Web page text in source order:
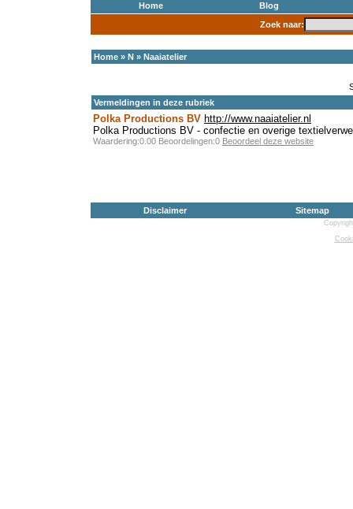
Home
Blog
Zoek naar:
Home » N » Naaiatelier
Vermeldingen in deze rubriek
Polka Productions BV http://www.naaiatelier.nl
Polka Productions BV - confectie en overige
Waardering:0.00 Beoordelingen:0 Beoordeel deze website
Disclaimer Sitemap